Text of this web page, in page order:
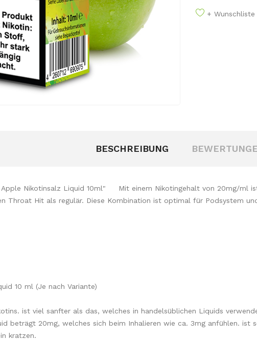
+ Wunschliste
BESCHREIBUNG
Apple Nikotinsalz Liquid 10ml" Mit einem Nikotingehalt von 20mg/ml
Throat Hit als regulär. Diese Kombination ist optimal für Podsystem
10 ml (Je nach Variante)
ist viel sanfter als das, welches in handelsüblichen Liquids
beträgt 20mg, welches sich beim Inhalieren wie ca. 3mg anfühlen. ist
kratzen.